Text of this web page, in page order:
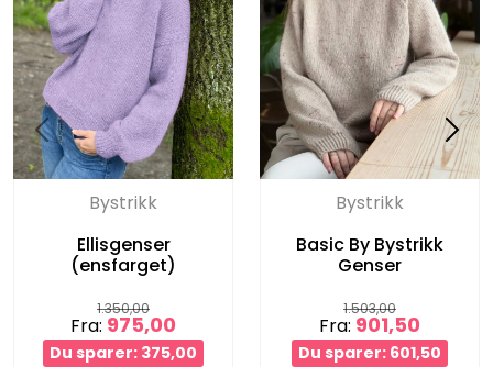
Bystrikk
Ellisgenser
(ensfarget)
1.350,00
Fra: 975,00
Du sparer: 375,00
Bystrikk
Basic By Bystrikk
Genser
1.503,00
Fra: 901,50
Du sparer: 601,50